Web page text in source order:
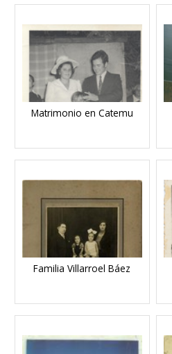
Matrimonio en Catemu
Familia Villarroel Báez